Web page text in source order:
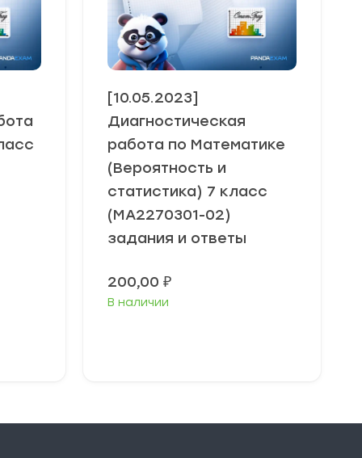
[10.05.2023]
Диагностическая
работа по Математике
(Вероятность и
статистика) 7 класс
(МА2270301-02)
задания и ответы
200,00 ₽
В наличии